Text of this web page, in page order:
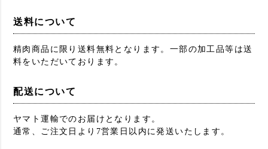
送料について
精肉商品に限り送料無料となります。一部の加工品等は送
料をいただいております。
配送について
ヤマト運輸でのお届けとなります。
通常、ご注文日より7営業日以内に発送いたします。